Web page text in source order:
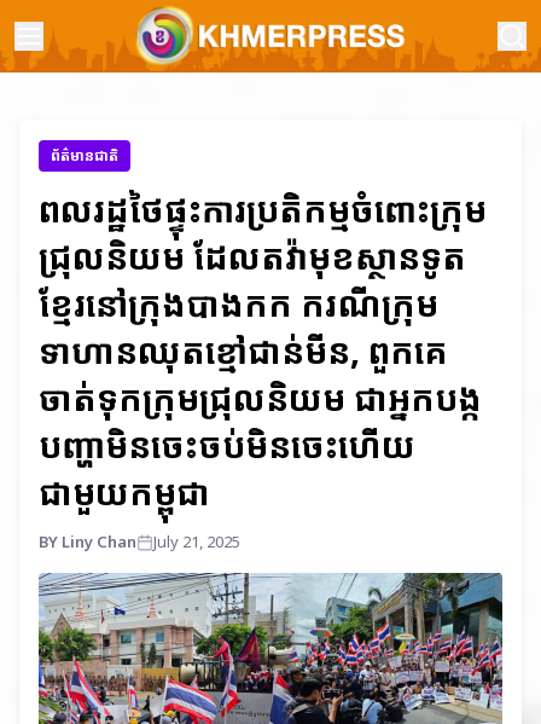
ព័ត៌មានជាតិ
ពលរដ្ឋថៃផ្ទុះការប្រតិកម្មចំពោះក្រុម
ជ្រុលនិយម ដែលតវ៉ាមុខស្ថានទូត
ខ្មែរនៅក្រុងបាងកក ករណីក្រុម
ទាហានឈុតខ្មៅជាន់មីន, ពួកគេ
ចាត់ទុកក្រុមជ្រុលនិយម ជាអ្នកបង្ក
បញ្ហាមិនចេះចប់មិនចេះហើយ
ជាមួយកម្ពុជា
BY Liny Chan July 21, 2025